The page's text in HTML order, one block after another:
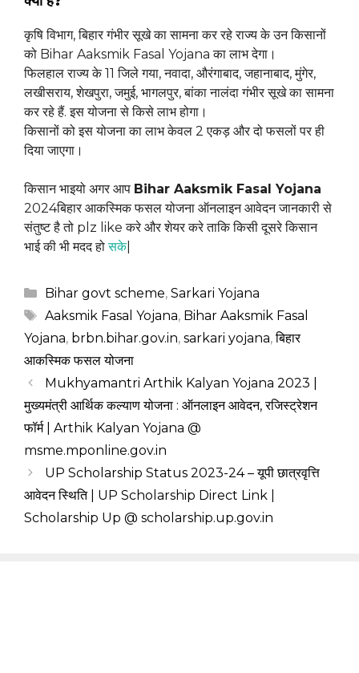
कृषि विभाग, बिहार गंभीर सूखे का सामना कर रहे राज्य के उन किसानों
को Bihar Aaksmik Fasal Yojana का लाभ देगा।
फिलहाल राज्य के 11 जिले गया, नवादा, औरंगाबाद, जहानाबाद, मुंगेर,
लखीसराय, शेखपुरा, जमुई, भागलपुर, बांका नालंदा गंभीर सूखे का सामना
कर रहे हैं. इस योजना से किसे लाभ होगा।
किसानों को इस योजना का लाभ केवल 2 एकड़ और दो फसलों पर ही
दिया जाएगा।
किसान भाइयो अगर आप Bihar Aaksmik Fasal Yojana
2024बिहार आकस्मिक फसल योजना ऑनलाइन आवेदन जानकारी से
संतुष्ट है तो plz like करे और शेयर करे ताकि किसी दूसरे किसान
भाई की भी मदद होसके|
Categories
Bihar govt scheme, Sarkari Yojana
Tags
Aaksmik Fasal Yojana, Bihar Aaksmik Fasal
Yojana, brbn.bihar.gov.in, sarkari yojana,बिहार
आकस्मिक फसल योजना
Mukhyamantri Arthik Kalyan Yojana 2023 |
मुख्यमंत्री आर्थिक कल्याण योजना : ऑनलाइन आवेदन, रजिस्ट्रेशन
फॉर्म | Arthik Kalyan Yojana @
msme.mponline.gov.in
UP Scholarship Status 2023-24 – यूपी छात्रवृत्ति
आवेदन स्थिति | UP Scholarship Direct Link |
Scholarship Up @ scholarship.up.gov.in